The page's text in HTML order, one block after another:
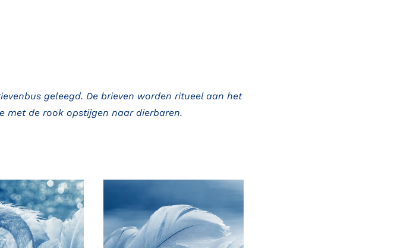
geleegd. De brieven worden ritueel aan het
met de rook opstijgen naar dierbaren.